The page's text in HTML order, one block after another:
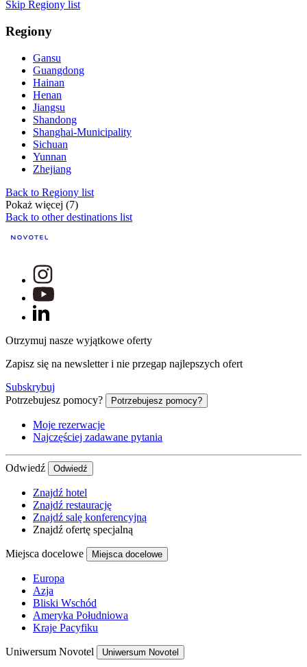
Skip Regiony list
Regiony
Gansu
Guangdong
Hainan
Henan
Jiangsu
Shandong
Shanghai-Municipality
Sichuan
Yunnan
Zhejiang
Back to Regiony list
Pokaż więcej (7)
Back to other destinations list
Otrzymuj nasze wyjątkowe oferty
Zapisz się na newsletter i nie przegap najlepszych ofert
Subskrybuj
Potrzebujesz pomocy?
Potrzebujesz pomocy?
Moje rezerwacje
Najczęściej zadawane pytania
Odwiedź Odwiedź
Znajdź hotel
Znajdź restaurację
Znajdź salę konferencyjną
Znajdź ofertę specjalną
Miejsca docelowe Miejsca docelowe
Europa
Azja
Bliski Wschód
Ameryka Południowa
Kraje Pacyfiku
Uniwersum Novotel Uniwersum Novotel